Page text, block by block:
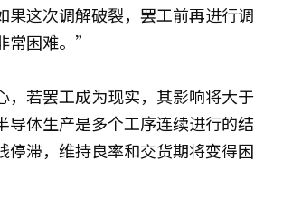
这次调解破裂，罢工前再进行调
常困难。”
，若罢工成为现实，其影响将大于
导体生产是多个工序连续进行的结
停滞，维持良率和交货期将变得困